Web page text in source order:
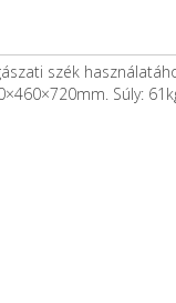
szék
Súly: